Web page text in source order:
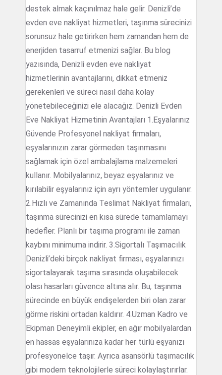
destek almak kaçınılmaz hale gelir. Denizli’de
evden eve nakliyat hizmetleri, taşınma sürecinizi
sorunsuz hale getirirken hem zamandan hem de
enerjiden tasarruf etmenizi sağlar. Bu blog
yazısında, Denizli evden eve nakliyat
hizmetlerinin avantajlarını, dikkat etmeniz
gerekenleri ve süreci nasıl daha kolay
yönetebileceğinizi ele alacağız. Denizli Evden
Eve Nakliyat Hizmetinin Avantajları 1.Eşyalarınız
Güvende Profesyonel nakliyat firmaları,
eşyalarınızın zarar görmeden taşınmasını
sağlamak için özel ambalajlama malzemeleri
kullanır. Mobilyalarınız, beyaz eşyalarınız ve
kırılabilir eşyalarınız için ayrı yöntemler uygulanır.
2.Hızlı ve Zamanında Teslimat Nakliyat firmaları,
taşınma sürecinizi en kısa sürede tamamlamayı
hedefler. Planlı bir taşıma programı ile zaman
kaybını minimuma indirir. 3.Sigortalı Taşımacılık
Denizli’deki birçok nakliyat firması, eşyalarınızı
sigortalayarak taşıma sırasında oluşabilecek
olası hasarları güvence altına alır. Bu, taşınma
sürecinde en büyük endişelerden biri olan zarar
görme riskini ortadan kaldırır. 4.Uzman Kadro ve
Ekipman Deneyimli ekipler, en ağır mobilyalardan
en hassas eşyalarınıza kadar her türlü eşyanızı
profesyonelce taşır. Ayrıca asansörlü taşımacılık
gibi modern teknolojilerle süreci kolaylaştırırlar.